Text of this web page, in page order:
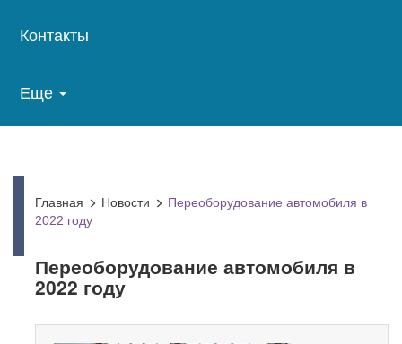
Контакты
Еще
Главная Новости
Переоборудование автомобиля в
2022 году
Переоборудование автомобиля в
2022 году